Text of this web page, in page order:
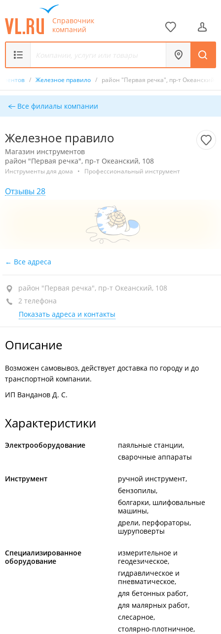
Справочник
компаний
/ Железное правило / район "Первая речка", пр-т Океанский,
Все филиалы компании
Железное правило
Магазин инструментов
район "Первая речка", пр-т Океанский, 108
Инструменты для дома • Профессиональный инструмент
Отзывы 28
Все адреса
район "Первая речка", пр-т Океанский, 108
2 телефона
Показать адреса и контакты
Описание
Возможен самовывоз, действует доставка по городу и до
транспортной компании.
ИП Ванданов Д. С.
Характеристики
Электрооборудование
паяльные станции
сварочные аппараты
Инструмент
ручной инструмент
бензопилы
болгарки, шлифовальные
машины
дрели, перфораторы,
шуруповерты
Специализированное
оборудование
измерительное и
геодезическое
гидравлическое и
пневматическое
для бетонных работ
для малярных работ
слесарное
столярно-плотничное